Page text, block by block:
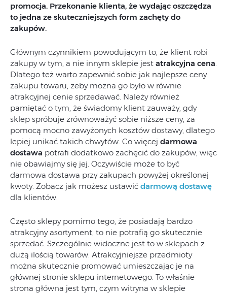
promocja. Przekonanie klienta, że wydając oszczędza
to jedna ze skuteczniejszych form zachęty do
zakupów.
Głównym czynnikiem powodującym to, że klient robi
zakupy w tym, a nie innym sklepie jest atrakcyjna cena.
Dlatego też warto zapewnić sobie jak najlepsze ceny
zakupu towaru, żeby można go było w równie
atrakcyjnej cenie sprzedawać. Należy również
pamiętać o tym, że świadomy klient zauważy, gdy
sklep spróbuje zrównoważyć sobie niższe ceny, za
pomocą mocno zawyżonych kosztów dostawy, dlatego
lepiej unikać takich chwytów. Co więcej darmowa
dostawa potrafi dodatkowo zachęcić do zakupów, więc
nie obawiajmy się jej. Oczywiście może to być
darmowa dostawa przy zakupach powyżej określonej
kwoty. Zobacz jak możesz ustawić darmową dostawę
dla klientów.
Często sklepy pomimo tego, że posiadają bardzo
atrakcyjny asortyment, to nie potrafią go skutecznie
sprzedać. Szczególnie widoczne jest to w sklepach z
dużą ilością towarów. Atrakcyjniejsze przedmioty
można skutecznie promować umieszczając je na
głównej stronie sklepu internetowego. To właśnie
strona główna jest tym, czym witryna w sklepie